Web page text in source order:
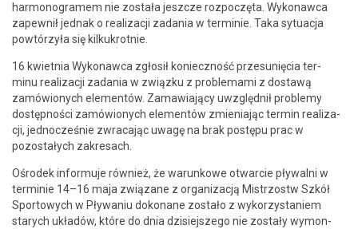
har­mono­gramem nie została jeszcze rozpoczę­ta. Wykon­aw­ca
zapewnił jed­nak o real­iza­cji zada­nia w ter­minie. Taka sytu­ac­ja
powtórzyła się kilkukrotnie.
16 kwiet­nia Wykon­aw­ca zgłosił konieczność prze­sunię­cia ter­
minu real­iza­cji zada­nia w związku z prob­le­ma­mi z dostawą
zamówionych ele­men­tów. Zamaw­ia­ją­cy uwzględ­nił prob­le­my
dostęp­noś­ci zamówionych ele­men­tów zmieni­a­jąc ter­min real­iza­
cji, jed­nocześnie zwraca­jąc uwagę na brak postępu prac w
pozostałych zakresach.
Ośrodek infor­mu­je również, że warunk­owe otwar­cie pły­wal­ni w
ter­minie 14–16 maja związane z orga­ni­za­cją Mis­tr­zostw Szkół
Sportowych w Pły­wa­niu doko­nane zostało z wyko­rzys­taniem
starych układów, które do dnia dzisiejszego nie zostały wymon­